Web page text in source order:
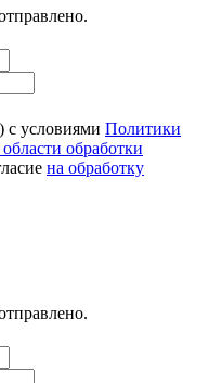
с условиями Политики
обработки
на обработку